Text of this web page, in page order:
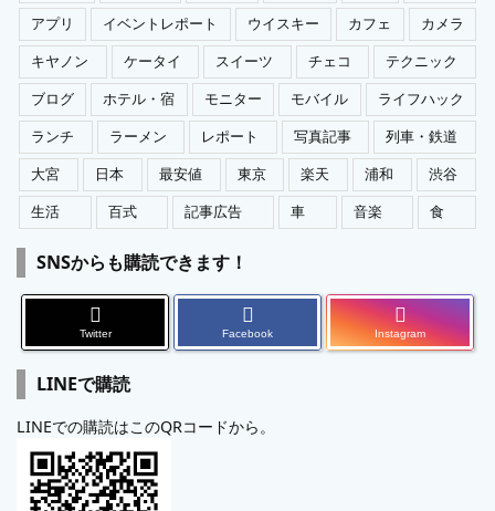
アプリ
イベントレポート ウイスキー カフェ
カメラ
キヤノン
ケータイ スイーツ チェコ
テクニック
ブログ
ホテル・宿 モニター モバイル
ライフハック
ランチ
ラーメン レポート 写真記事
列車・鉄道
大宮
日本 最安値 東京 楽天 浦和
渋谷
生活
百式 記事広告 車 音楽 食
SNSからも購読できます！
Twitter Facebook Instagram
LINEで購読
LINEでの購読はこのQRコードから。